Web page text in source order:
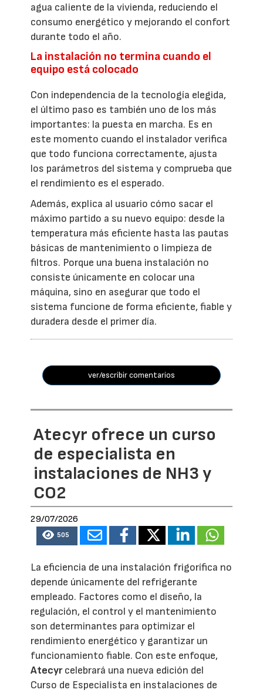
agua caliente de la vivienda, reduciendo el
consumo energético y mejorando el confort
durante todo el año.
La instalación no termina cuando el
equipo está colocado
Con independencia de la tecnología elegida,
el último paso es también uno de los más
importantes: la puesta en marcha. Es en
este momento cuando el instalador verifica
que todo funciona correctamente, ajusta
los parámetros del sistema y comprueba que
el rendimiento es el esperado.
Además, explica al usuario cómo sacar el
máximo partido a su nuevo equipo: desde la
temperatura más eficiente hasta las pautas
básicas de mantenimiento o limpieza de
filtros. Porque una buena instalación no
consiste únicamente en colocar una
máquina, sino en asegurar que todo el
sistema funcione de forma eficiente, fiable y
duradera desde el primer día.
ver/escribir comentarios
Atecyr ofrece un curso
de especialista en
instalaciones de NH3 y
CO2
29/07/2026
505
La eficiencia de una instalación frigorífica no
depende únicamente del refrigerante
empleado. Factores como el diseño, la
regulación, el control y el mantenimiento
son determinantes para optimizar el
rendimiento energético y garantizar un
funcionamiento fiable. Con este enfoque,
Atecyrcelebrará una nueva edición del
Curso de Especialista en instalaciones de